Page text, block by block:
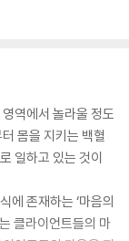
역에서 놀라울 정도
몸을 지키는 백혈
일하고 있는 것이
에 존재하는 ‘마음의
클라이언트들의 마